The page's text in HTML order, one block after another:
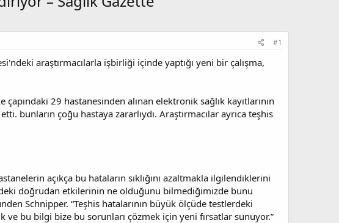
#1
araştırmacılarla işbirliği içinde yaptığı yeni bir çalışma,
29 hastanesinden alınan elektronik sağlık kayıtlarının
bunların çoğu hastaya zararlıydı. Araştırmacılar ayrıca teşhis
açıkça bu hataların sıklığını azaltmakla ilgilendiklerini
doğrudan etkilerinin ne olduğunu bilmediğimizde bunu
Schnipper. “Teşhis hatalarının büyük ölçüde testlerdeki
bu bilgi bize bu sorunları çözmek için yeni fırsatlar sunuyor.”